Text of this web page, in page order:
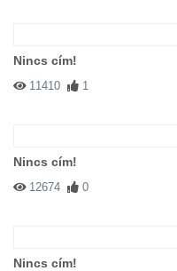
Nincs cím!
11410 1
Nincs cím!
12674 0
Nincs cím!